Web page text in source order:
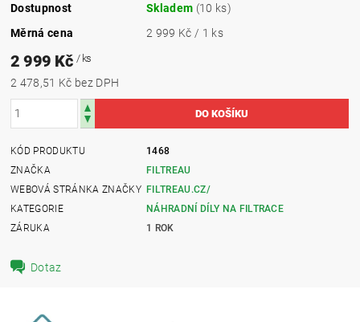
Dostupnost Skladem (10 ks)
Měrná cena
2 999 Kč / 1 ks
2 999 Kč / ks
2 478,51 Kč bez DPH
KÓD PRODUKTU
1468
ZNAČKA
FILTREAU
WEBOVÁ STRÁNKA ZNAČKY FILTREAU.CZ/
KATEGORIE
NÁHRADNÍ DÍLY NA FILTRACE
ZÁRUKA
1 ROK
Dotaz